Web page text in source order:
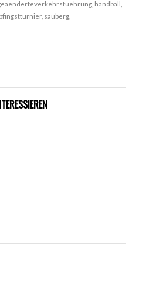
, handball
pfingstturnier, sauberg,